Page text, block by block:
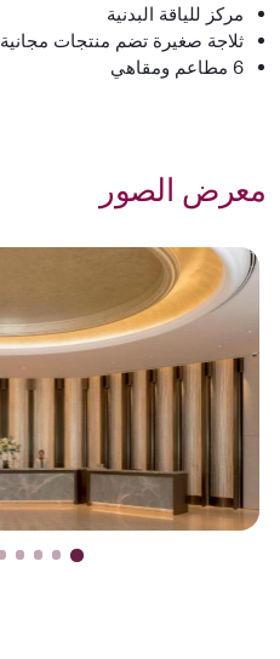
مركز للياقة البدنية
ثلاجة صغيرة تضم منتجات مجانية
6 مطاعم ومقاهي
معرض الصور